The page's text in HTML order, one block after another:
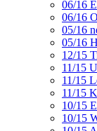
06/16
06/16
05/16
05/16
12/15
11/15
11/15
11/15
10/15
10/15